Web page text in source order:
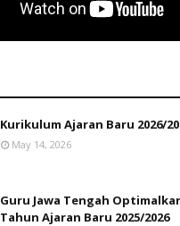
Kurikulum Ajaran Baru 2026/
May 14, 2026
Guru Jawa Tengah
Tahun Ajaran Baru 2025/2026